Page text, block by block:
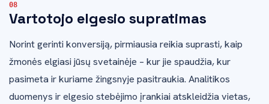
Vartotojo elgesio supratimas
Norint gerinti konversiją, pirmiausia reikia suprasti, kaip
žmonės elgiasi jūsų svetainėje – kur jie spaudžia, kur
pasimeta ir kuriame žingsnyje pasitraukia. Analitikos
duomenys ir elgesio stebėjimo įrankiai atskleidžia vietas,